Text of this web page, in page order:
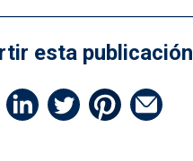
esta publicación